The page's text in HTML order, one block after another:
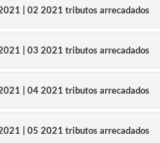
| 02 2021 tributos arrecadados
| 03 2021 tributos arrecadados
| 04 2021 tributos arrecadados
| 05 2021 tributos arrecadados